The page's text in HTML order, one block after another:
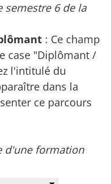
semestre 6 de la
: Ce champ
case "Diplômant /
l'intitulé du
dans la
ce parcours
d'une formation